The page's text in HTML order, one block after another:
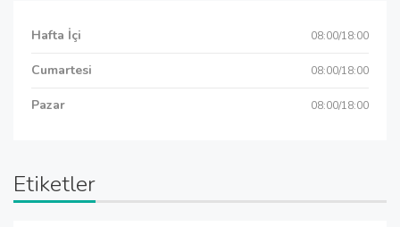
Hafta İçi 08:00/18:00
Cumartesi 08:00/18:00
Pazar 08:00/18:00
Etiketler